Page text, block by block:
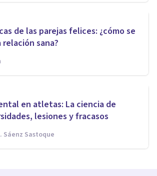
de las parejas felices: ¿cómo se
sana?
en atletas: La ciencia de
lesiones y fracasos
Sáenz Sastoque